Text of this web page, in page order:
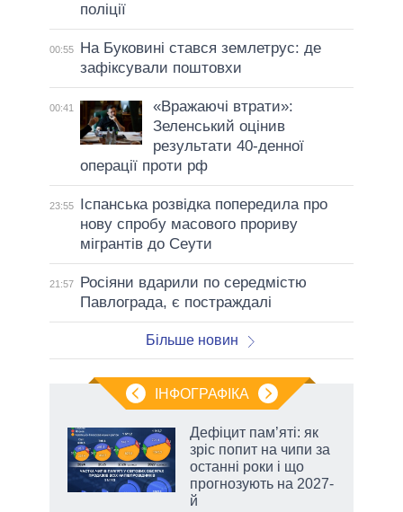
поліції
00:55
На Буковині стався землетрус: де
зафіксували поштовхи
00:41
«Вражаючі втрати»:
Зеленський оцінив
результати 40-денної
операції проти рф
23:55
Іспанська розвідка попередила про
нову спробу масового прориву
мігрантів до Сеути
21:57
Росіяни вдарили по середмістю
Павлограда, є постраждалі
Більше новин
ІНФОГРАФІКА
Дефіцит пам’яті: як
зріс попит на чипи за
останні роки і що
прогнозують на 2027-
й